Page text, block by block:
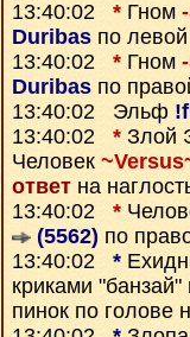
13:40:02 * Гном
Duribas по
13:40:02 * Гном
Duribas по
13:40:02 Эльф
13:40:02 * Злой
Человек
ответ на
13:40:02 *
(5562) по
13:40:02 *
криками
пинок по голове